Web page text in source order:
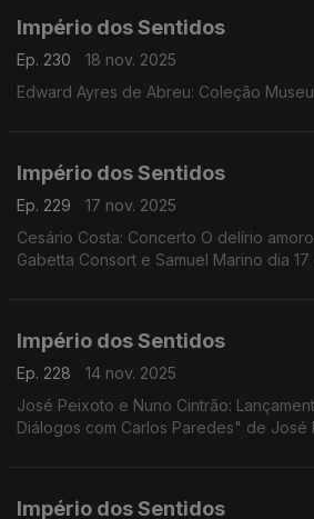
Império dos Sentidos
Ep. 230
18 nov. 2025
Edward Ayres de Abreu: Coleção
Império dos Sentidos
Ep. 229
17 nov. 2025
Cesário Costa: Concerto O delírio
Gabetta Consort e Samuel Marino dia
Império dos Sentidos
Ep. 228
14 nov. 2025
José Peixoto e Nuno Cintrão:
Diálogos com Carlos Paredes" de José
Império dos Sentidos